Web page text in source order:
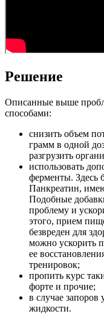
Решение
Описанные выше
способами:
снизить объем
грамм в одной
разгрузить
использовать
ферменты. Здесь
Панкреатин,
Подобные
проблему и
этого, прием
безвреден для
можно ускорить
ее
тренировок;
пропить курс
форте и прочие;
в случае
жидкости.